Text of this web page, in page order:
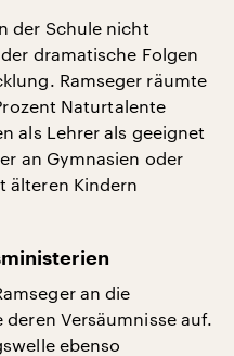
der Schule nicht
dramatische Folgen
Ramseger räumte
Naturtalente
als Lehrer als geeignet
an Gymnasien oder
älteren Kindern
an die
Versäumnisse auf.
ebenso